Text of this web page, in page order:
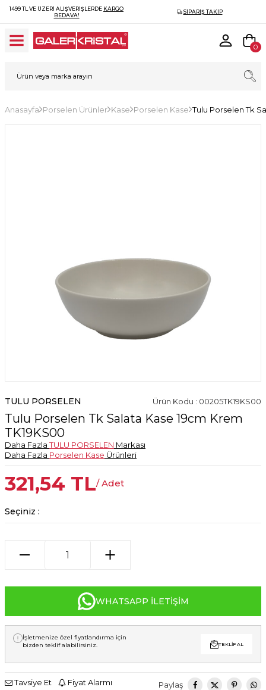
1499 TL VE ÜZERI ALIŞVERIŞLERDE KARGO
BEDAVA!
SIPARIŞ TAKIP
0
Anasayfa Porselen Ürünler Kase Porselen Kase Tulu Porselen Tk
TULU PORSELEN Ürün Kodu : 00205TK19KS00
Tulu Porselen Tk Salata Kase 19cm Krem
TK19KS00
Daha FazlaTULU PORSELEN Markası
Daha Fazla Porselen Kase Ürünleri
321,54 TL/ Adet
Seçiniz :
WHATSAPP İLETIŞIM
İşletmenize özel fiyatlandırma için
bizden teklif alabilirsiniz.
TEKLIF AL
Tavsiye Et Fiyat Alarmı Paylaş